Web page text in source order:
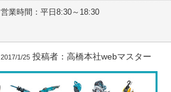
営業時間： 平日8:30～18:30
2017/1/25 投稿者： 高橋本社webマスター